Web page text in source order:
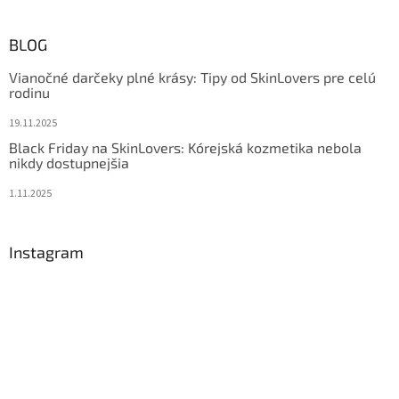
BLOG
Vianočné darčeky plné krásy: Tipy od SkinLovers pre celú
rodinu
19.11.2025
Black Friday na SkinLovers: Kórejská kozmetika nebola
nikdy dostupnejšia
1.11.2025
Instagram